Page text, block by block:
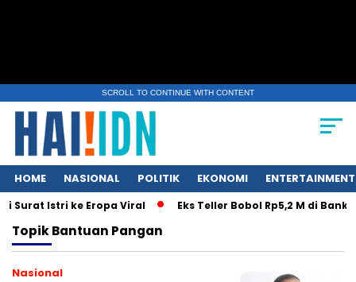
SCROLL TO CONTINUE WITH CONTENT
HOME NASIONAL POLITIK EKONOMI ENTERTAINMENT
Surat Istri ke Eropa Viral Eks Teller Bobol Rp5,2 M di Bank
TopikBantuan Pangan
Nasional